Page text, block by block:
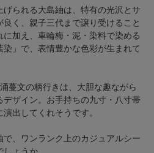
られる大島紬は、特有の光沢とサ
く、親子三代まで譲り受けること
加え、車輪梅・泥・染料で染める
」で、表情豊かな色彩が生まれて
蔓文の柄行きは、大胆な趣ながら
ザイン。お手持ちの九寸・八寸帯
出してくれそうです。
、ワンランク上のカジュアルシー